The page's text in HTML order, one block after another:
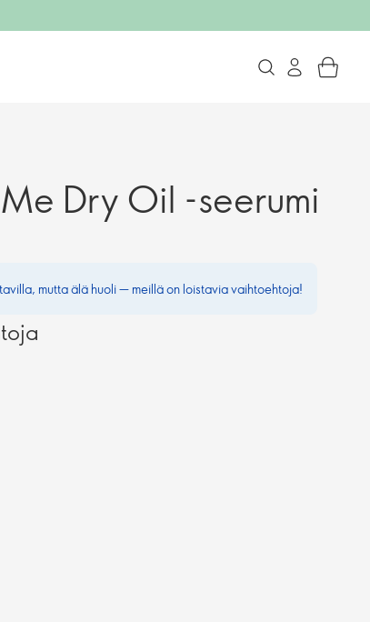
Dry Oil -seerumi
mutta älä huoli — meillä on loistavia vaihtoehtoja!